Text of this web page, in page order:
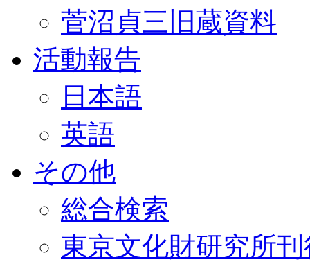
菅沼貞三旧蔵資料
活動報告
日本語
英語
その他
総合検索
東京文化財研究所